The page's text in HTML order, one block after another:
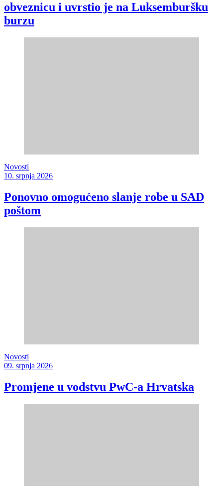
obveznicu i uvrstio je na Luksemburšku
burzu
Novosti
10. srpnja 2026
Ponovno omogućeno slanje robe u SAD
poštom
Novosti
09. srpnja 2026
Promjene u vodstvu PwC-a Hrvatska